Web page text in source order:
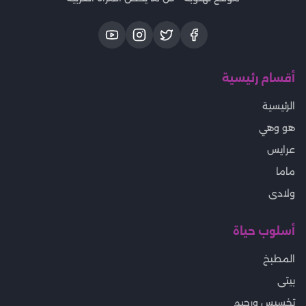
أقسام رئيسية
الرئيسية
هو وهي
عرايس
ماما
ولادى
أسلوب حياة
المطبخ
بيتى
تخسيس ورجيم